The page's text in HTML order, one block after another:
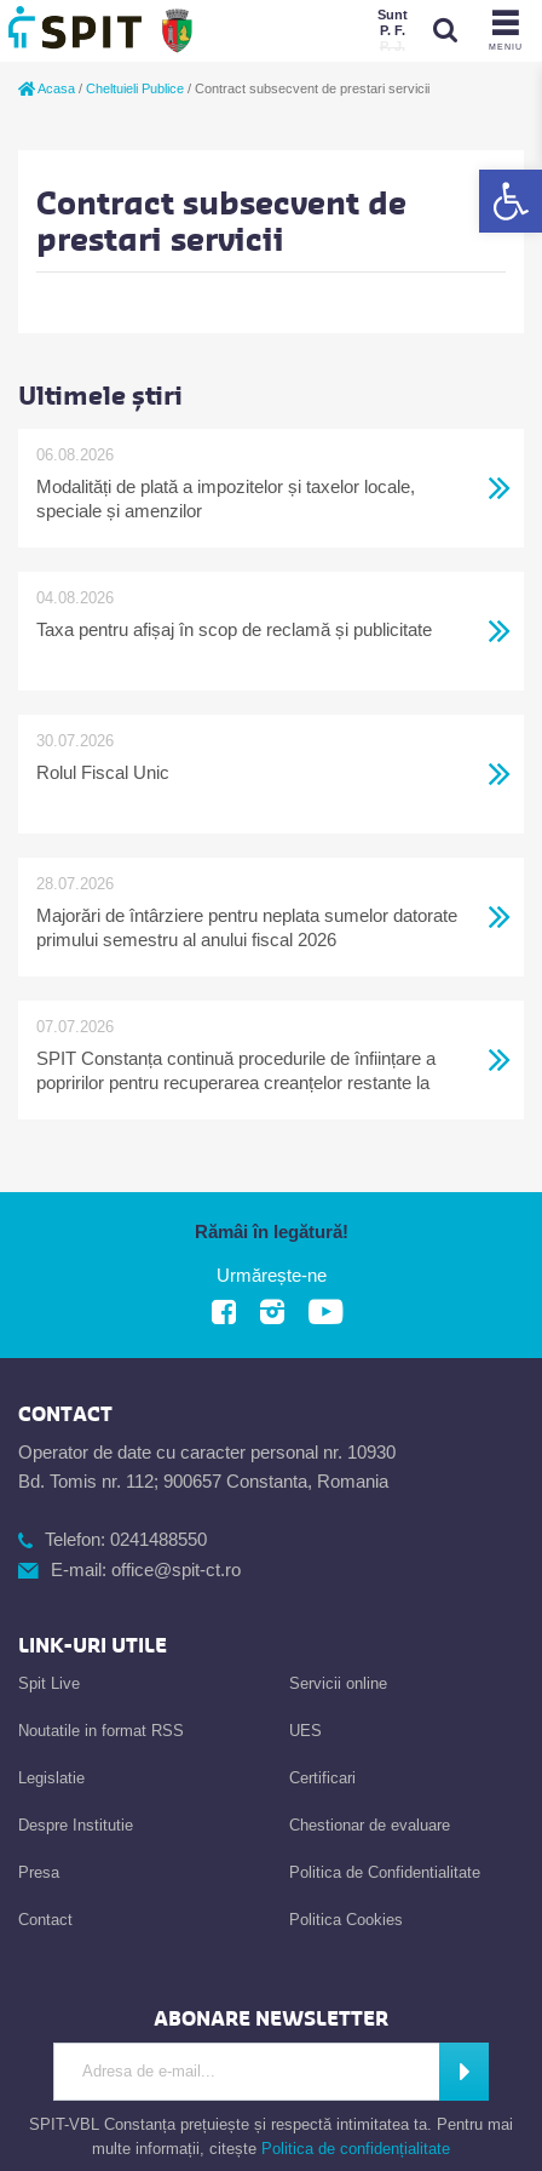
MENIU
Sunt
P. F.
P. J.
Acasa / Cheltuieli Publice / Contract subsecvent de prestari servicii
Contract subsecvent de
prestari servicii
Ultimele știri
06.08.2026
Modalități de plată a impozitelor și taxelor locale,
speciale și amenzilor
04.08.2026
Taxa pentru afișaj în scop de reclamă și publicitate
30.07.2026
Rolul Fiscal Unic
28.07.2026
Majorări de întârziere pentru neplata sumelor datorate
primului semestru al anului fiscal 2026
07.07.2026
SPIT Constanța continuă procedurile de înființare a
popririlor pentru recuperarea creanțelor restante la
Rămâi în legătură!
Urmărește-ne
CONTACT
Operator de date cu caracter personal nr. 10930
Bd. Tomis nr. 112; 900657 Constanta, Romania
Telefon: 0241488550
E-mail: office@spit-ct.ro
LINK-URI UTILE
Spit Live
Noutatile in format RSS
Legislatie
Despre Institutie
Presa
Contact
Servicii online
UES
Certificari
Chestionar de evaluare
Politica de Confidentialitate
Politica Cookies
ABONARE NEWSLETTER
SPIT-VBL Constanța prețuiește și respectă intimitatea ta. Pentru mai
multe informații, citește Politica de confidențialitate